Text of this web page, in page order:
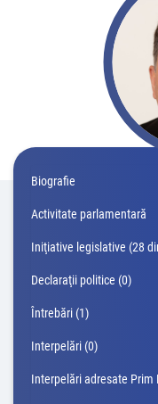
Biografie
Activitate parlamentară
Iniţiative legislative (28
Declaraţii politice (0)
Întrebări (1)
Interpelări (0)
Interpelări adresate Prim